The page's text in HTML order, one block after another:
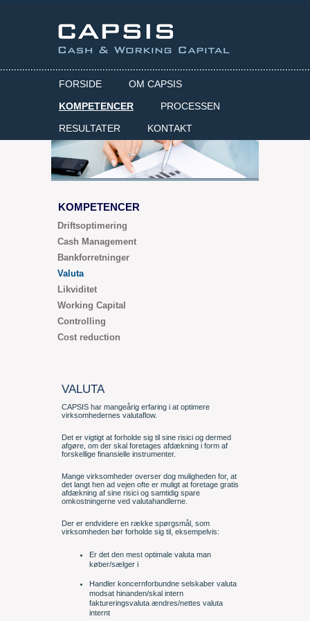
FORSIDE
OM CAPSIS
KOMPETENCER
PROCESSEN
RESULTATER
KONTAKT
KOMPETENCER
Driftsoptimering
Cash Management
Bankforretninger
Valuta
Likviditet
Working Capital
Controlling
Cost reduction
VALUTA
CAPSIS har mangeårig erfaring i at optimere
virksomhedernes valutaflow.
Det er vigtigt at forholde sig til sine risici og dermed
afgøre, om der skal foretages afdækning i form af
forskellige finansielle instrumenter.
Mange virksomheder overser dog muligheden for, at
det langt hen ad vejen ofte er muligt at foretage gratis
afdækning af sine risici og samtidig spare
omkostningerne ved valutahandlerne.
Der er endvidere en række spørgsmål, som
virksomheden bør forholde sig til, eksempelvis:
Er det den mest optimale valuta man
køber/sælger i
Handler koncernforbundne selskaber valuta
modsat hinanden/skal intern
faktureringsvaluta ændres/nettes valuta
internt